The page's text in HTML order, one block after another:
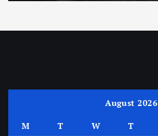
August 2026
M T W T